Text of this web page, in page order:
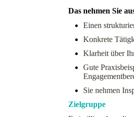
Das nehmen Sie
Einen
Konkrete
Klarheit über
Gute
Sie nehmen
Zielgruppe